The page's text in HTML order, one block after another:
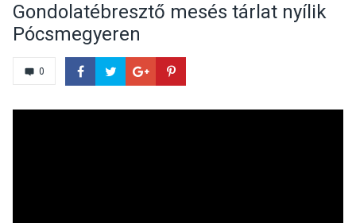
Gondolatébresztő mesés tárlat nyílik
Pócsmegyeren
0